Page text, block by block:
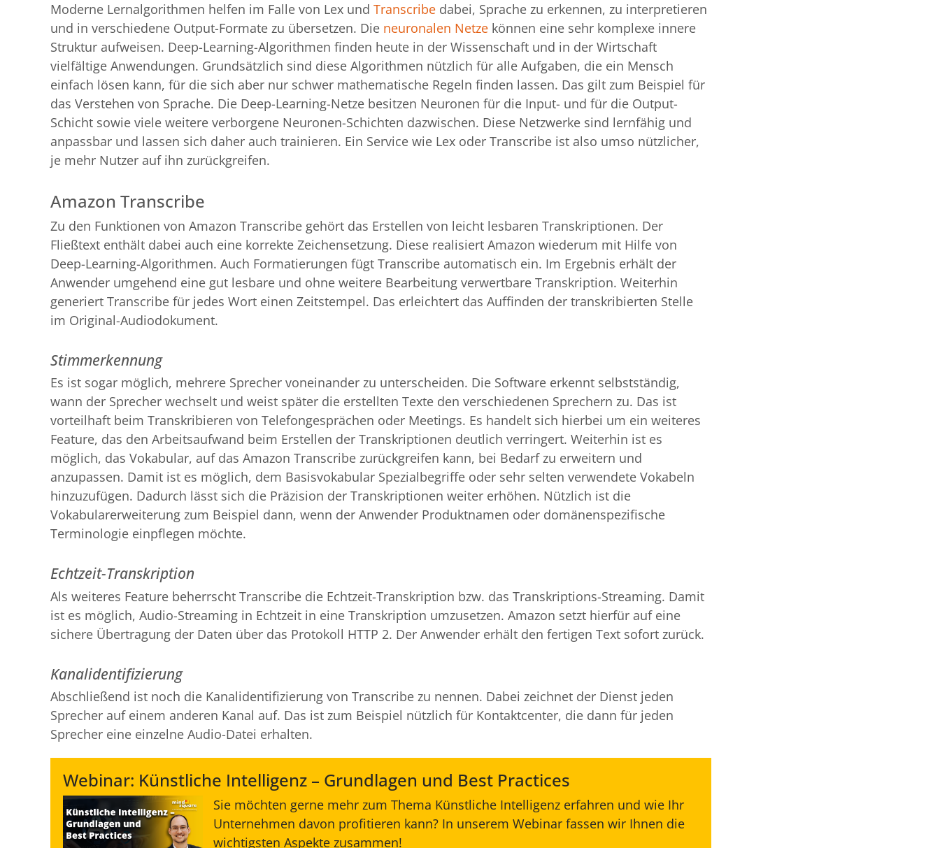
Moderne Lernalgorithmen helfen im Falle von Lex und Transcribe dabei, Sprache zu erkennen, zu interpretieren
und in verschiedene Output-Formate zu übersetzen. Die neuronalen Netze können eine sehr komplexe innere
Struktur aufweisen. Deep-Learning-Algorithmen finden heute in der Wissenschaft und in der Wirtschaft
vielfältige Anwendungen. Grundsätzlich sind diese Algorithmen nützlich für alle Aufgaben, die ein Mensch
einfach lösen kann, für die sich aber nur schwer mathematische Regeln finden lassen. Das gilt zum Beispiel für
das Verstehen von Sprache. Die Deep-Learning-Netze besitzen Neuronen für die Input- und für die Output-
Schicht sowie viele weitere verborgene Neuronen-Schichten dazwischen. Diese Netzwerke sind lernfähig und
anpassbar und lassen sich daher auch trainieren. Ein Service wie Lex oder Transcribe ist also umso nützlicher,
je mehr Nutzer auf ihn zurückgreifen.
Amazon Transcribe
Zu den Funktionen von Amazon Transcribe gehört das Erstellen von leicht lesbaren Transkriptionen. Der
Fließtext enthält dabei auch eine korrekte Zeichensetzung. Diese realisiert Amazon wiederum mit Hilfe von
Deep-Learning-Algorithmen. Auch Formatierungen fügt Transcribe automatisch ein. Im Ergebnis erhält der
Anwender umgehend eine gut lesbare und ohne weitere Bearbeitung verwertbare Transkription. Weiterhin
generiert Transcribe für jedes Wort einen Zeitstempel. Das erleichtert das Auffinden der transkribierten Stelle
im Original-Audiodokument.
Stimmerkennung
Es ist sogar möglich, mehrere Sprecher voneinander zu unterscheiden. Die Software erkennt selbstständig,
wann der Sprecher wechselt und weist später die erstellten Texte den verschiedenen Sprechern zu. Das ist
vorteilhaft beim Transkribieren von Telefongesprächen oder Meetings. Es handelt sich hierbei um ein weiteres
Feature, das den Arbeitsaufwand beim Erstellen der Transkriptionen deutlich verringert. Weiterhin ist es
möglich, das Vokabular, auf das Amazon Transcribe zurückgreifen kann, bei Bedarf zu erweitern und
anzupassen. Damit ist es möglich, dem Basisvokabular Spezialbegriffe oder sehr selten verwendete Vokabeln
hinzuzufügen. Dadurch lässt sich die Präzision der Transkriptionen weiter erhöhen. Nützlich ist die
Vokabularerweiterung zum Beispiel dann, wenn der Anwender Produktnamen oder domänenspezifische
Terminologie einpflegen möchte.
Echtzeit-Transkription
Als weiteres Feature beherrscht Transcribe die Echtzeit-Transkription bzw. das Transkriptions-Streaming. Damit
ist es möglich, Audio-Streaming in Echtzeit in eine Transkription umzusetzen. Amazon setzt hierfür auf eine
sichere Übertragung der Daten über das Protokoll HTTP 2. Der Anwender erhält den fertigen Text sofort zurück.
Kanalidentifizierung
Abschließend ist noch die Kanalidentifizierung von Transcribe zu nennen. Dabei zeichnet der Dienst jeden
Sprecher auf einem anderen Kanal auf. Das ist zum Beispiel nützlich für Kontaktcenter, die dann für jeden
Sprecher eine einzelne Audio-Datei erhalten.
Webinar: Künstliche Intelligenz – Grundlagen und Best Practices
Sie möchten gerne mehr zum Thema Künstliche Intelligenz erfahren und wie Ihr
Unternehmen davon profitieren kann? In unserem Webinar fassen wir Ihnen die
wichtigsten Aspekte zusammen!